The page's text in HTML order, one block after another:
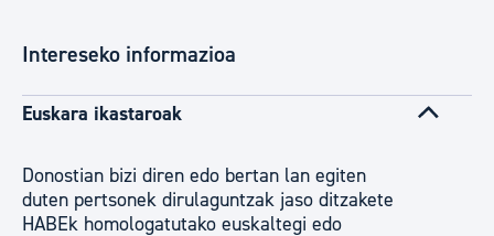
Intereseko informazioa
Euskara ikastaroak
Donostian bizi diren edo bertan lan egiten
duten pertsonek dirulaguntzak jaso ditzakete
HABEk homologatutako euskaltegi edo